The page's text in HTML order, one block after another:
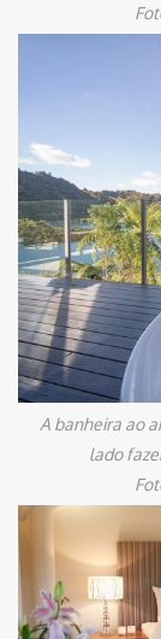
A banheira ao
lado